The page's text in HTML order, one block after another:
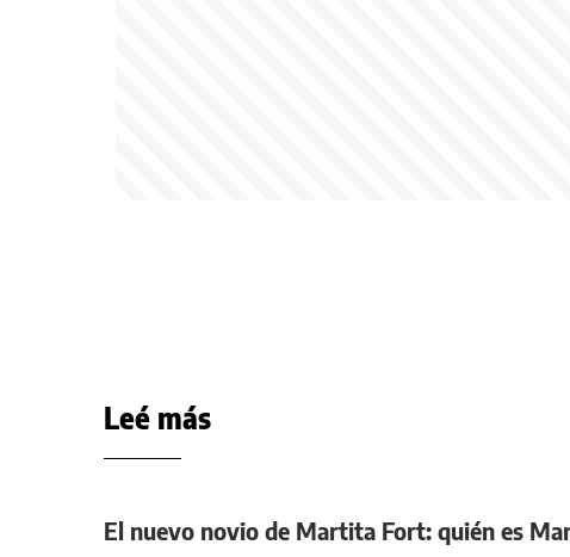
Leé más
El nuevo novio de Martita Fort: quién es